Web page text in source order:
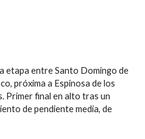
etapa entre Santo Domingo de
próxima a Espinosa de los
Primer final en alto tras un
de pendiente media, de